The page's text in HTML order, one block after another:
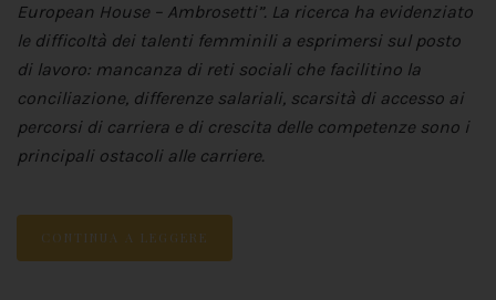
European House – Ambrosetti”. La ricerca ha evidenziato
le difficoltà dei talenti femminili a esprimersi sul posto
di lavoro: mancanza di reti sociali che facilitino la
conciliazione, differenze salariali, scarsità di accesso ai
percorsi di carriera e di crescita delle competenze sono i
principali ostacoli alle carriere.
CONTINUA A LEGGERE